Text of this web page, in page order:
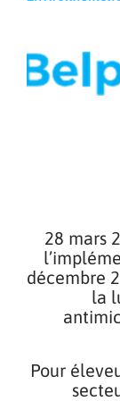
28 mars
décembre
la
Pour